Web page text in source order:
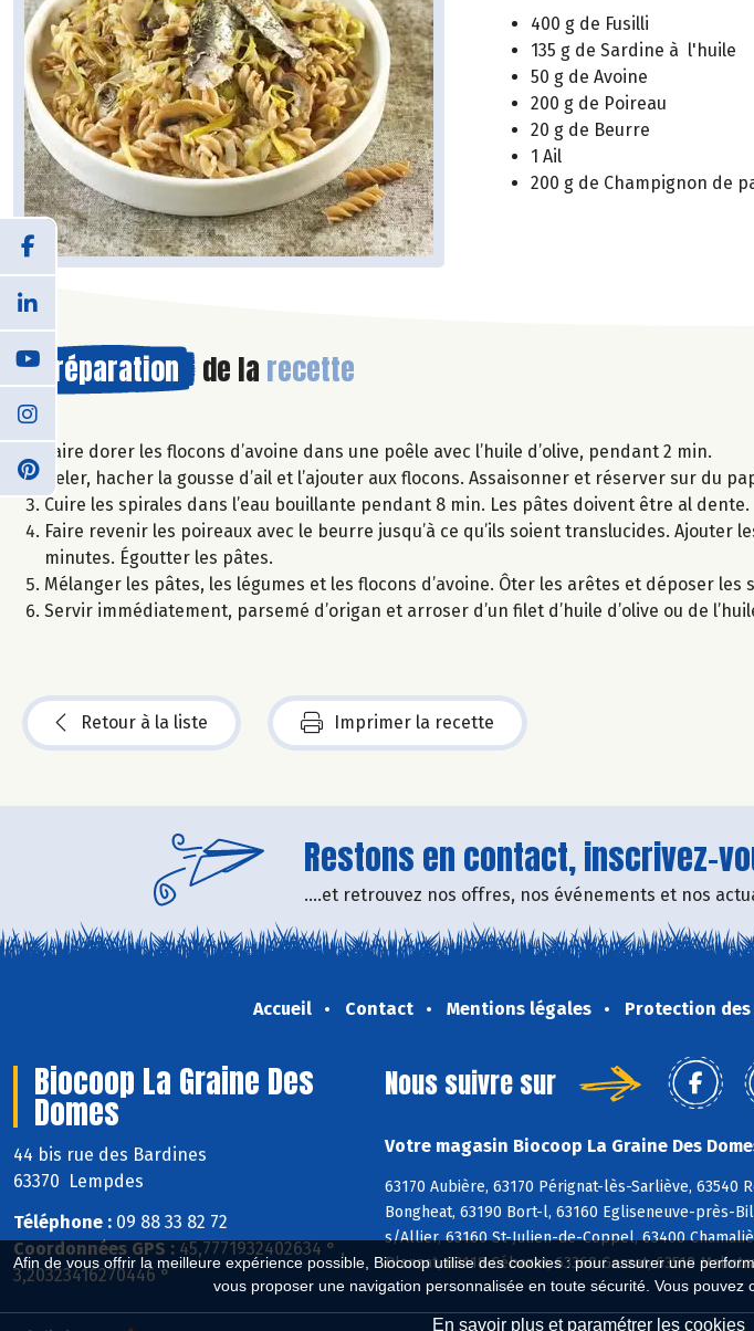
Afin de vous offrir la meilleure expérience possible, Biocoop utilise des cookies : pour assurer une
vous proposer une navigation personnalisée en toute sécurité. Vous
En savoir plus et paramétrer les cookies
400 g de Fusilli
135 g de Sardine à l'huile
50 g de Avoine
200 g de Poireau
20 g de Beurre
1 Ail
200 g de Champignon de
Préparation de la recette
Faire dorer les flocons d’avoine dans une poêle avec l’huile d’olive, pendant 2 min.
Peler, hacher la gousse d’ail et l’ajouter aux flocons. Assaisonner et réserver sur du
Cuire les spirales dans l’eau bouillante pendant 8 min. Les pâtes doivent être al dente.
Faire revenir les poireaux avec le beurre jusqu’à ce qu’ils soient translucides. Ajouter
minutes. Égoutter les pâtes.
Mélanger les pâtes, les légumes et les flocons d’avoine. Ôter les arêtes et déposer les
Servir immédiatement, parsemé d’origan et arroser d’un filet d’huile d’olive ou de
Retour à la liste Imprimer la recette
Restons en contact, inscrivez-
....et retrouvez nos offres, nos événements et nos
Accueil Contact Mentions légales Protection des
Biocoop La Graine Des
Domes
44 bis rue des Bardines
63370 Lempdes
Téléphone : 09 88 33 82 72
Coordonnées GPS : 45,7771932402634 ° ,
3,20323416270446 °
Nous suivre sur
Votre magasin Biocoop La Graine Des
63170 Aubière, 63170 Pérignat-lès-Sarliève, 63540
Bongheat, 63190 Bort-l, 63160 Egliseneuve-près-
s/Allier, 63160 St-Julien-de-Coppel, 63400
Blanzat, 63118 Cébazat, 63360 Gerzat, 63510